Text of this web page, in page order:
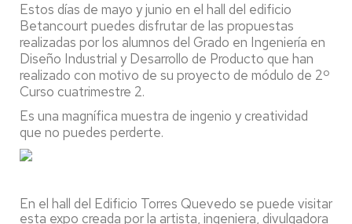
Estos días de mayo y junio en el hall del edificio
Betancourt puedes disfrutar de las propuestas
realizadas por los alumnos del Grado en Ingeniería en
Diseño Industrial y Desarrollo de Producto que han
realizado con motivo de su proyecto de módulo de 2º
Curso cuatrimestre 2.
Es una magnífica muestra de ingenio y creatividad
que no puedes perderte.
En el hall del Edificio Torres Quevedo se puede visitar
esta expo creada por la artista, ingeniera, divulgadora